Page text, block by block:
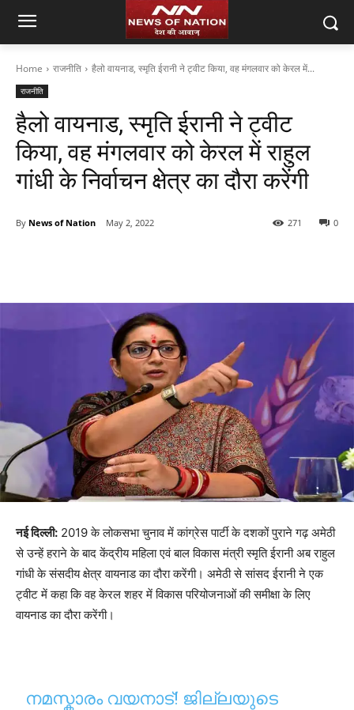
Home राजनीति हैलो वायनाड, स्मृति ईरानी ने ट्वीट किया, वह मंगलवार को केरल में...
राजनीति
हैलो वायनाड, स्मृति ईरानी ने ट्वीट
किया, वह मंगलवार को केरल में राहुल
गांधी के निर्वाचन क्षेत्र का दौरा करेंगी
By News of Nation May 2, 2022 0
271
नई दिल्ली: 2019 के लोकसभा चुनाव में कांग्रेस पार्टी के दशकों पुराने गढ़ अमेठी
से उन्हें हराने के बाद केंद्रीय महिला एवं बाल विकास मंत्री स्मृति ईरानी अब राहुल
गांधी के संसदीय क्षेत्र वायनाड का दौरा करेंगी। अमेठी से सांसद ईरानी ने एक
ट्वीट में कहा कि वह केरल शहर में विकास परियोजनाओं की समीक्षा के लिए
वायनाड का दौरा करेंगी।
നമസ്കാരം വയനാട്! ജില്ലയുടെ